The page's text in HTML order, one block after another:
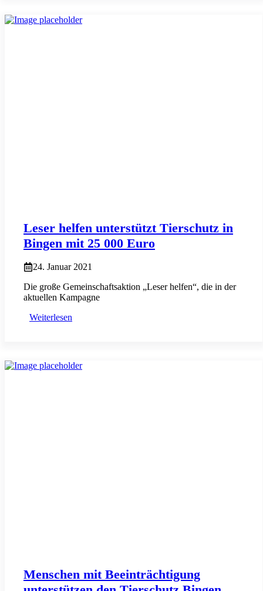
Leser helfen unterstützt Tierschutz in
Bingen mit 25 000 Euro
24. Januar 2021
Die große Gemeinschaftsaktion „Leser helfen“, die in der
aktuellen Kampagne
Weiterlesen
Menschen mit Beeinträchtigung